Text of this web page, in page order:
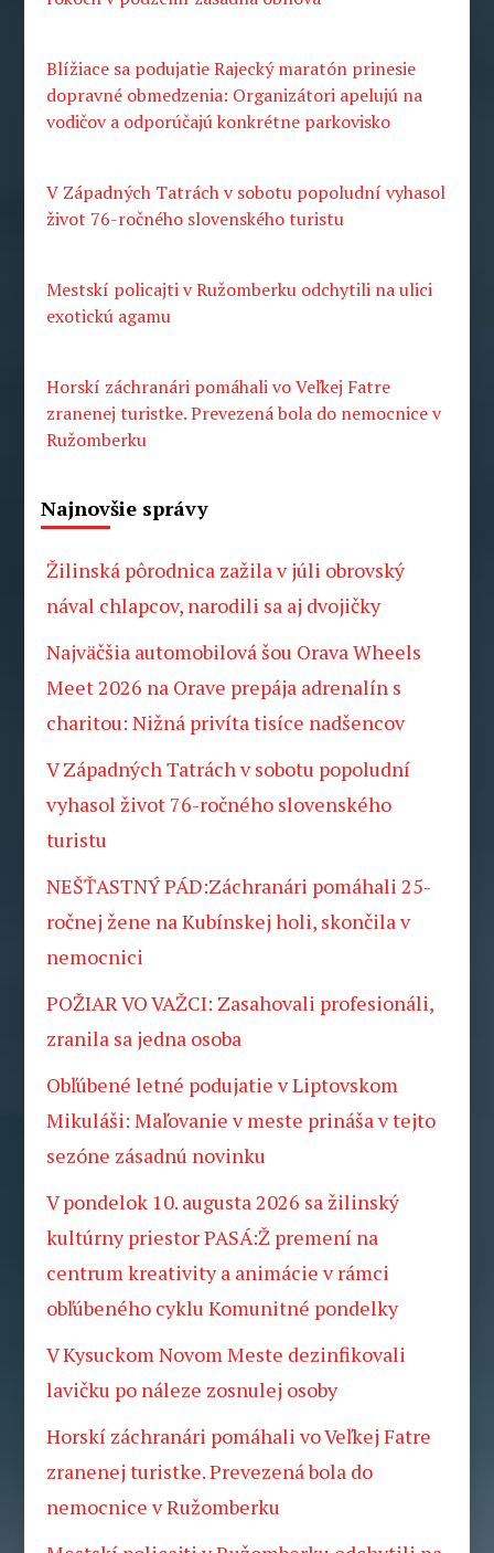
Blížiace sa podujatie Rajecký maratón prinesie
dopravné obmedzenia: Organizátori apelujú na
vodičov a odporúčajú konkrétne parkovisko
V Západných Tatrách v sobotu popoludní vyhasol
život 76-ročného slovenského turistu
Mestskí policajti v Ružomberku odchytili na ulici
exotickú agamu
Horskí záchranári pomáhali vo Veľkej Fatre
zranenej turistke. Prevezená bola do nemocnice v
Ružomberku
Najnovšie správy
Žilinská pôrodnica zažila v júli obrovský
nával chlapcov, narodili sa aj dvojičky
Najväčšia automobilová šou Orava Wheels
Meet 2026 na Orave prepája adrenalín s
charitou: Nižná privíta tisíce nadšencov
V Západných Tatrách v sobotu popoludní
vyhasol život 76-ročného slovenského
turistu
NEŠŤASTNÝ PÁD:Záchranári pomáhali 25-
ročnej žene na Kubínskej holi, skončila v
nemocnici
POŽIAR VO VAŽCI: Zasahovali profesionáli,
zranila sa jedna osoba
Obľúbené letné podujatie v Liptovskom
Mikuláši: Maľovanie v meste prináša v tejto
sezóne zásadnú novinku
V pondelok 10. augusta 2026 sa žilinský
kultúrny priestor PASÁ:Ž premení na
centrum kreativity a animácie v rámci
obľúbeného cyklu Komunitné pondelky
V Kysuckom Novom Meste dezinfikovali
lavičku po náleze zosnulej osoby
Horskí záchranári pomáhali vo Veľkej Fatre
zranenej turistke. Prevezená bola do
nemocnice v Ružomberku